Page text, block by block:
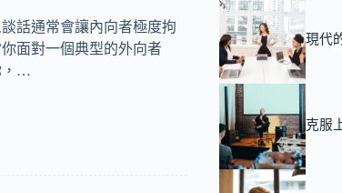
話通常會讓內向者極度拘
面對一個典型的外向者
，…
現代
克服